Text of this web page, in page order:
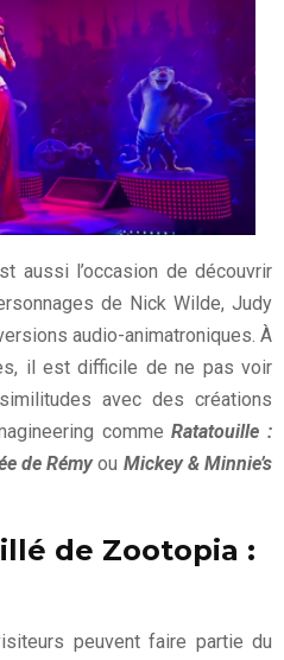
aussi l’occasion de découvrir
de Nick Wilde, Judy
audio-animatroniques. À
il est difficile de ne pas voir
avec des créations
commeRatatouille :
de Rémyou Mickey & Minnie’s
de Zootopia :
peuvent faire partie du